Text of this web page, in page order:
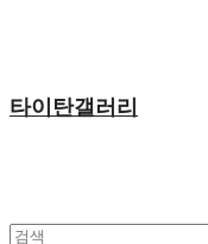
타이탄갤러리